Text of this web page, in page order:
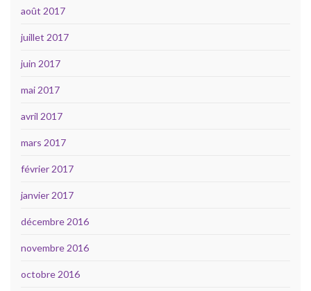
août 2017
juillet 2017
juin 2017
mai 2017
avril 2017
mars 2017
février 2017
janvier 2017
décembre 2016
novembre 2016
octobre 2016